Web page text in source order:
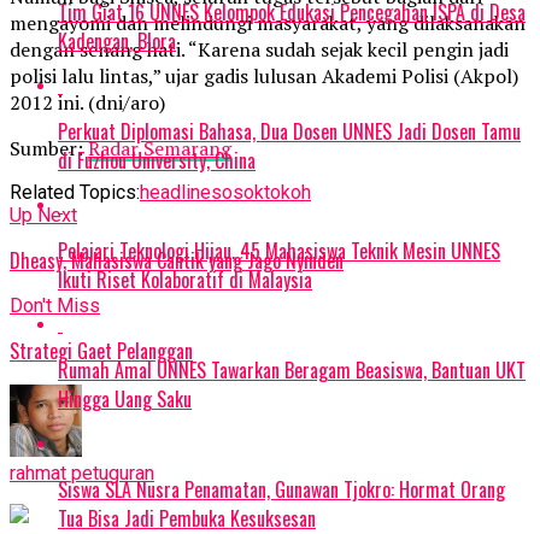
mengayomi dan melindungi masyarakat, yang dilaksanakan
dengan senang hati. “Karena sudah sejak kecil pengin jadi
polisi lalu lintas,” ujar gadis lulusan Akademi Polisi (Akpol)
2012 ini. (dni/aro)
Sumber:Radar Semarang
Related Topics:headlinesosoktokoh
Up Next
Dheasy, Mahasiswa Cantik yang Jago Nyinden
Don't Miss
Strategi Gaet Pelanggan
rahmat petuguran
Tim Giat 16 UNNES Kelompok Edukasi Pencegahan ISPA di Desa
Kadengan, Blora
Perkuat Diplomasi Bahasa, Dua Dosen UNNES Jadi Dosen Tamu
di Fuzhou University, China
Pelajari Teknologi Hijau, 45 Mahasiswa Teknik Mesin UNNES
Ikuti Riset Kolaboratif di Malaysia
Rumah Amal UNNES Tawarkan Beragam Beasiswa, Bantuan UKT
Hingga Uang Saku
Siswa SLA Nusra Penamatan, Gunawan Tjokro: Hormat Orang
Tua Bisa Jadi Pembuka Kesuksesan